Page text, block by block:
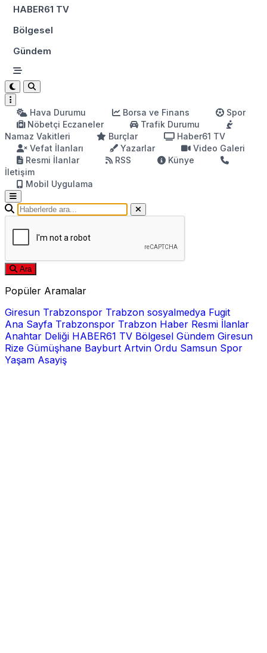
HABER61 TV
Bölgesel
Gündem
Hava Durumu Borsa ve Finans
Spor
Nöbetçi Eczaneler
Trafik Durumu
Namaz Vakitleri
Burçlar
Haber61 TV
Vefat İlanları
Yazarlar
Video Galeri
Resmi İlanlar
RSS
Künye
İletişim
Mobil Uygulama
Ara
Popüler Aramalar
Giresun Trabzonspor Trabzon sosyalmedya Fugit
Ana Sayfa Trabzonspor Trabzon Haber Resmi İlanlar
Anahtar Deliği HABER61 TV Bölgesel Gündem Giresun
Rize Gümüşhane Bayburt Artvin Ordu Samsun Spor
Yaşam Asayiş